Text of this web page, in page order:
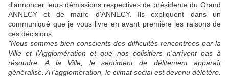
d'annoncer leurs démissions respectives de présidente du Grand
ANNECY et de maire d'ANNECY. Ils expliquent dans un
communiqué que je vous livre en avant première les raisons de
ces décisions.
"Nous sommes bien conscients des difficultés rencontrées par la
Ville et l'Agglomération et que nos colisitiers n'arrivent pas à
résoudre. A la Ville, le sentiment de délitement apparaît
généralisé. A l'agglomération, le climat social est devenu délétère.